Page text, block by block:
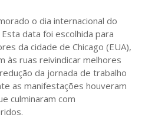
o dia internacional do
data foi escolhida para
da cidade de Chicago (EUA),
às ruas reivindicar melhores
da jornada de trabalho
as manifestações houveram
culminaram com